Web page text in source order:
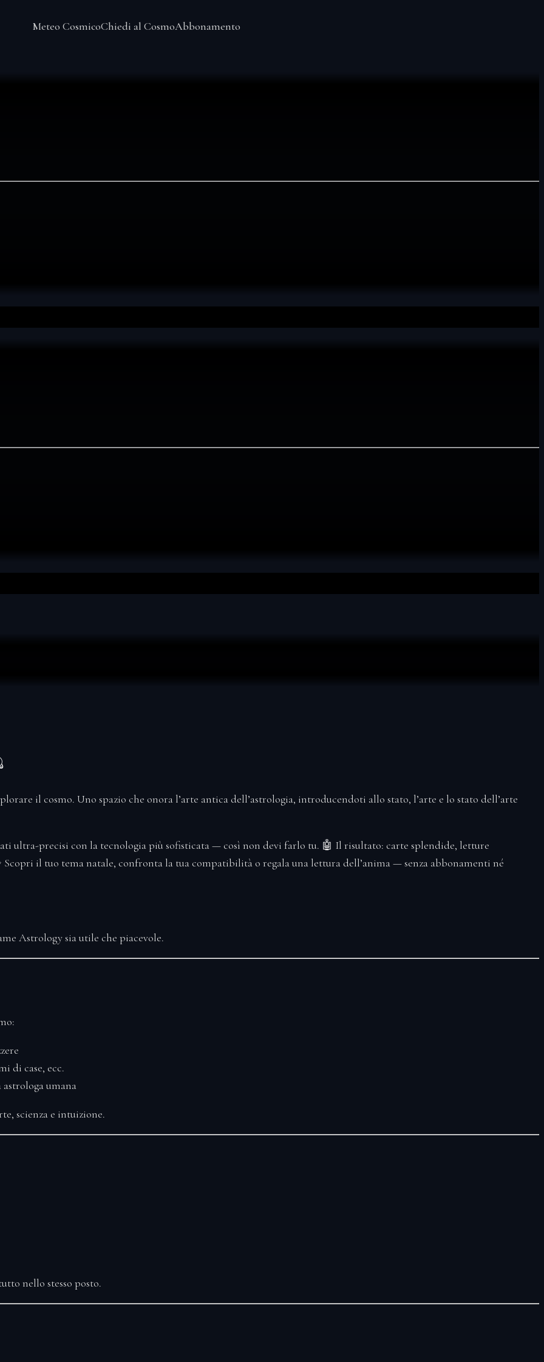
Meteo CosmicoChiedi al CosmoAbbonamento
il cosmo. Uno spazio che onora l’arte antica dell’astrologia, introducendoti allo stato, l’arte e lo stato dell’arte
ultra-precisi con la tecnologia più sofisticata — così non devi farlo tu. 🤖 Il risultato: carte splendide, letture
il tuo tema natale, confronta la tua compatibilità o regala una lettura dell’anima — senza abbonamenti né
Astrology siautile che piacevole.
di case, ecc.
umana
scienza e intuizione.
nello stesso posto.